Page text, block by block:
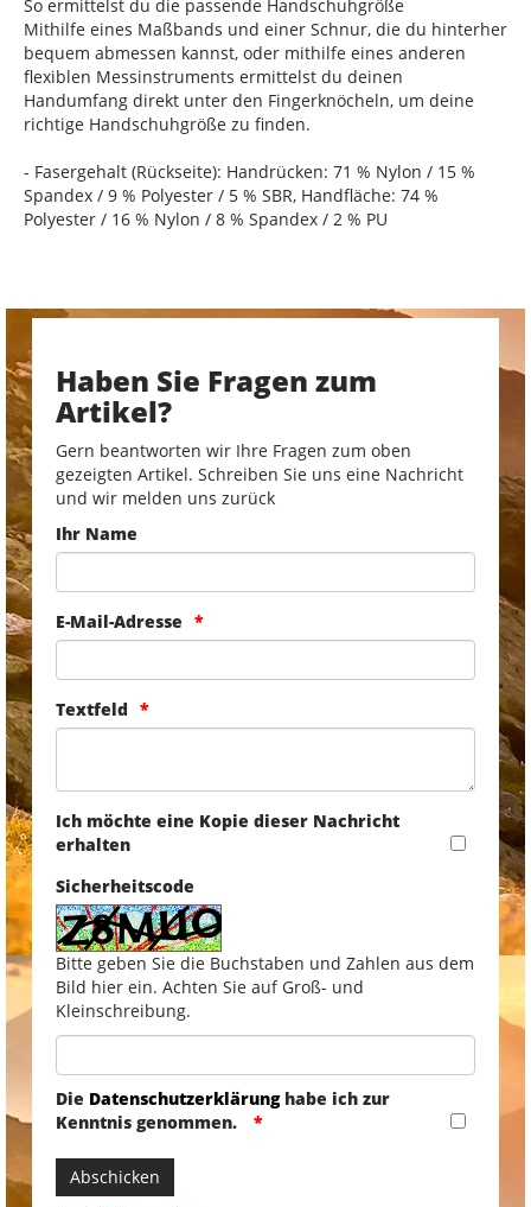
So ermittelst du die passende Handschuhgröße
Mithilfe eines Maßbands und einer Schnur, die du hinterher
bequem abmessen kannst, oder mithilfe eines anderen
flexiblen Messinstruments ermittelst du deinen
Handumfang direkt unter den Fingerknöcheln, um deine
richtige Handschuhgröße zu finden.
- Fasergehalt (Rückseite): Handrücken: 71 % Nylon / 15 %
Spandex / 9 % Polyester / 5 % SBR, Handfläche: 74 %
Polyester / 16 % Nylon / 8 % Spandex / 2 % PU
Haben Sie Fragen zum
Artikel?
Gern beantworten wir Ihre Fragen zum oben
gezeigten Artikel. Schreiben Sie uns eine Nachricht
und wir melden uns zurück
Ihr Name
E-Mail-Adresse
Textfeld
Ich möchte eine Kopie dieser Nachricht
erhalten
Sicherheitscode
Bitte geben Sie die Buchstaben und Zahlen aus dem
Bild hier ein. Achten Sie auf Groß- und
Kleinschreibung.
Die Datenschutzerklärunghabe ich zur
Kenntnis genommen.
Abschicken